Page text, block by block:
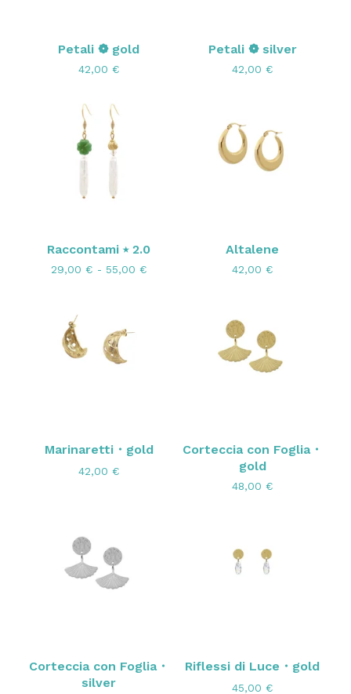
Petali ❁ gold
42,00 €
Petali ❁ silver
42,00 €
Raccontami ⭑ 2.0
29,00 € - 55,00 €
Altalene
42,00 €
Marinaretti・gold
42,00 €
Corteccia con Foglia・
gold
48,00 €
Corteccia con Foglia・
silver
Riflessi di Luce・gold
45,00 €